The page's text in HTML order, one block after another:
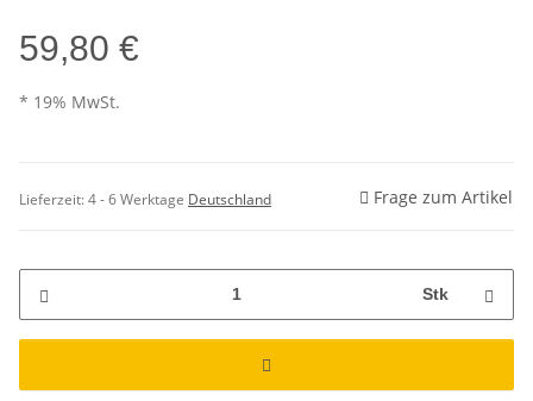
59,80 €
* 19% MwSt.
Lieferzeit:4 - 6 Werktage Deutschland Frage zum Artikel
Stk